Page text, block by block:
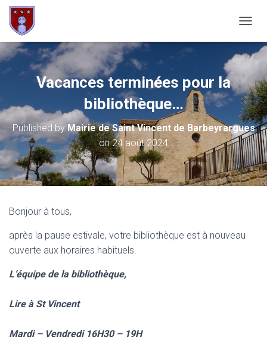
Vacances terminées pour la
bibliothèque…
Published byMairie de Saint Vincent de Barbeyrargues
on24 août 2024
Bonjour à tous,
après la pause estivale, votre bibliothèque est à nouveau
ouverte aux horaires habituels.
L’équipe de la bibliothèque,
Lire à St Vincent
Mardi – Vendredi 16H30 – 19H